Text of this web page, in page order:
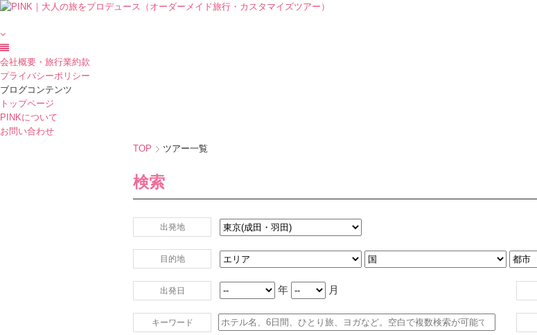
会社概要・旅行業約款
プライバシーポリシー
ブログコンテンツ
トップページ
PINKについて
お問い合わせ
TOP
ツアー一覧
検索
出発地
目的地
出発日 年 月
キーワード